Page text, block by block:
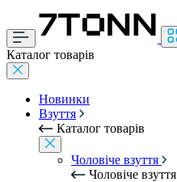
Каталог товарів
Новинки
Взуття
Каталог товарів
Чоловіче взуття
Чоловіче взуття